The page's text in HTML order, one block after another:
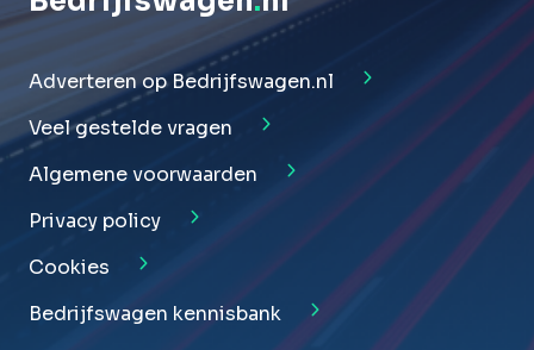
Adverteren op Bedrijfswagen.nl
Veel gestelde vragen
Algemene voorwaarden
Privacy policy
Cookies
Bedrijfswagen kennisbank